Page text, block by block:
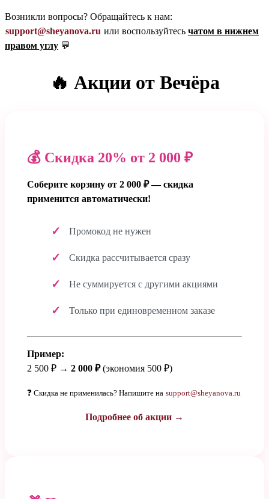
Возникли вопросы? Обращайтесь к нам:
support@sheyanova.ru или воспользуйтесь чатом в нижнем
правом углу 💬
🔥 Акции от Вечёра
💰 Скидка 20% от 2 000 ₽
Соберите корзину от 2 000 ₽ — скидка
применится автоматически!
Промокод не нужен
Скидка рассчитывается сразу
Не суммируется с другими акциями
Только при единовременном заказе
Пример:
2 500 ₽ → 2 000 ₽(экономия 500 ₽)
❓ Скидка не применилась? Напишите на support@sheyanova.ru
Подробнее об акции →